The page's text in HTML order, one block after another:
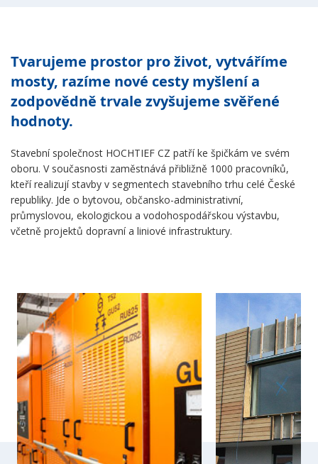
Tvarujeme prostor pro život, vytváříme
mosty, razíme nové cesty myšlení a
zodpovědně trvale zvyšujeme svěřené
hodnoty.
Stavební společnost HOCHTIEF CZ patří ke špičkám ve svém
oboru. V současnosti zaměstnává přibližně 1000 pracovníků,
kteří realizují stavby v segmentech stavebního trhu celé České
republiky. Jde o bytovou, občansko-administrativní,
průmyslovou, ekologickou a vodohospodářskou výstavbu,
včetně projektů dopravní a liniové infrastruktury.